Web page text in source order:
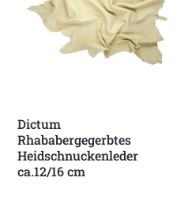
Dictum
Rhababergegerbtes
Heidschnuckenleder
ca.12/16 cm